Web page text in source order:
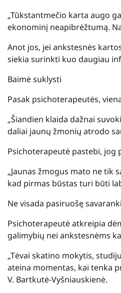
„Tūkstantmečio karta augo
ekonominį neapibrėžtumą.
Anot jos, jei ankstesnės
siekia surinkti kuo daugiau
Baimė suklysti
Pasak psichoterapeutės,
„Šiandien klaida dažnai
daliai jaunų žmonių atrodo
Psichoterapeutė pastebi, jog
„Jaunas žmogus mato ne tik
kad pirmas būstas turi būti
Ne visada pasiruošę
Psichoterapeutė atkreipia
galimybių nei ankstesnėms
„Tėvai skatino mokytis,
ateina momentas, kai tenka
V. Bartkutė-Vyšniauskienė.